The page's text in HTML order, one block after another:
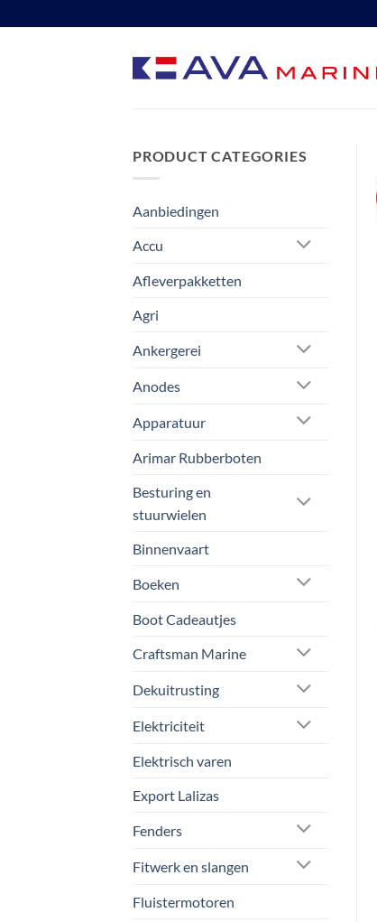
naar
PRODUCT CATEGORIES
Aanbiedingen
Accu
Afleverpakketten
Agri
Ankergerei
Anodes
Apparatuur
Arimar Rubberboten
Besturing en
stuurwielen
Binnenvaart
Boeken
Boot Cadeautjes
Craftsman Marine
Dekuitrusting
Elektriciteit
Elektrisch varen
Export Lalizas
Fenders
Fitwerk en slangen
Fluistermotoren